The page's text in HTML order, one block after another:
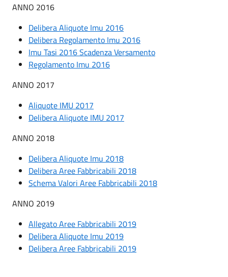
ANNO 2016
Delibera Aliquote Imu 2016
Delibera Regolamento Imu 2016
Imu Tasi 2016 Scadenza Versamento
Regolamento Imu 2016
ANNO 2017
Aliquote IMU 2017
Delibera Aliquote IMU 2017
ANNO 2018
Delibera Aliquote Imu 2018
Delibera Aree Fabbricabili 2018
Schema Valori Aree Fabbricabili 2018
ANNO 2019
Allegato Aree Fabbricabili 2019
Delibera Aliquote Imu 2019
Delibera Aree Fabbricabili 2019